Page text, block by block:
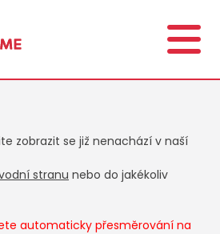
zobrazit se již nenachází v naší
stranu nebo do jakékoliv
automaticky přesměrování na